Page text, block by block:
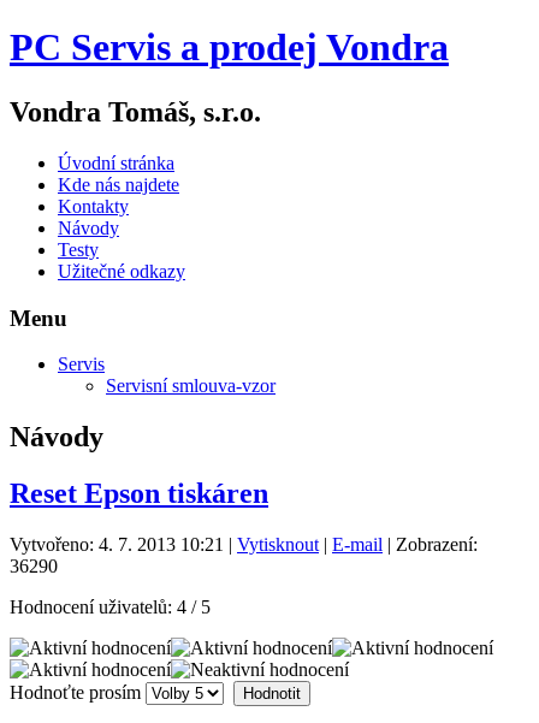
PC Servis a prodej Vondra
Vondra Tomáš, s.r.o.
Úvodní stránka
Kde nás najdete
Kontakty
Návody
Testy
Užitečné odkazy
Menu
Servis
Servisní smlouva-vzor
Návody
Reset Epson tiskáren
Vytvořeno: 4. 7. 2013 10:21 | Vytisknout | E-mail | Zobrazení:
36290
Hodnocení uživatelů: 4 / 5
Hodnoťte prosím